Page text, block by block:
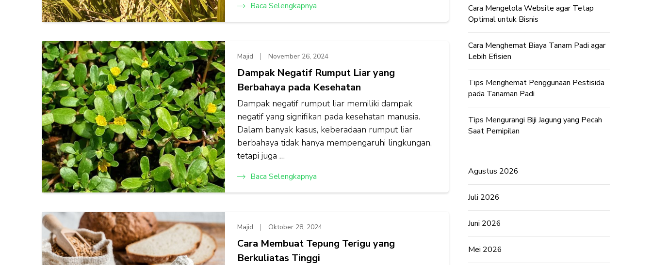
Baca Selengkapnya
Majid November 26, 2024
Dampak Negatif Rumput Liar yang
Berbahaya pada Kesehatan
Dampak negatif rumput liar memiliki dampak
negatif yang signifikan pada kesehatan manusia.
Dalam banyak kasus, keberadaan rumput liar
berbahaya tidak hanya mempengaruhi lingkungan,
tetapi juga …
Baca Selengkapnya
Majid Oktober 28, 2024
Cara Membuat Tepung Terigu yang
Berkuliatas Tinggi
Cara Mengelola Website agar Tetap
Optimal untuk Bisnis
Cara Menghemat Biaya Tanam Padi agar
Lebih Efisien
Tips Menghemat Penggunaan Pestisida
pada Tanaman Padi
Tips Mengurangi Biji Jagung yang Pecah
Saat Pemipilan
Agustus 2026
Juli 2026
Juni 2026
Mei 2026